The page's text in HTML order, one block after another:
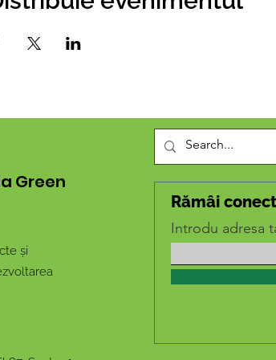
Green
și
Rămâi
Introdu adresa